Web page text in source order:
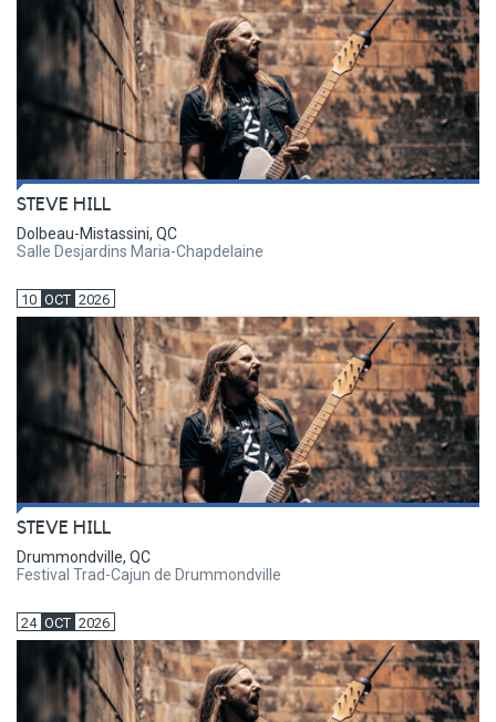
STEVE HILL
Dolbeau-Mistassini, QC
Salle Desjardins Maria-Chapdelaine
10 OCT 2026
STEVE HILL
Drummondville, QC
Festival Trad-Cajun de Drummondville
24 OCT 2026